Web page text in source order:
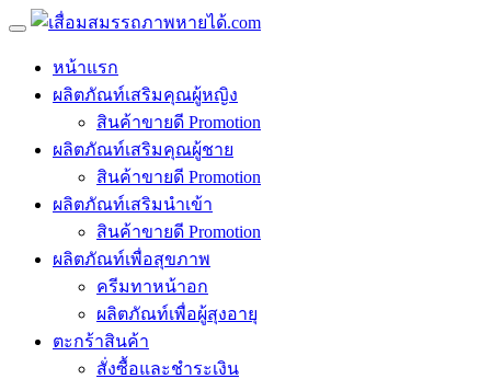
หน้าแรก
ผลิตภัณท์เสริมคุณผู้หญิง
สินค้าขายดี Promotion
ผลิตภัณท์เสริมคุณผู้ชาย
สินค้าขายดี Promotion
ผลิตภัณท์เสริมนำเข้า
สินค้าขายดี Promotion
ผลิตภัณท์เพื่อสุขภาพ
ครีมทาหน้าอก
ผลิตภัณท์เพื่อผู้สุงอายุ
ตะกร้าสินค้า
สั่งซื้อและชำระเงิน